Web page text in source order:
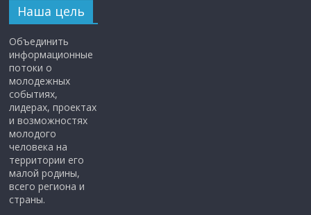
Наша цель
Объединить
информационные
потоки о
молодежных
событиях,
лидерах, проектах
и возможностях
молодого
человека на
территории его
малой родины,
всего региона и
страны.